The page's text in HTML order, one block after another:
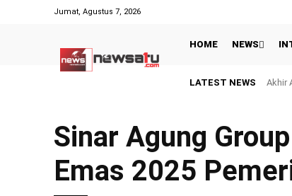
Jumat, Agustus 7, 2026
HOME NEWS
LATEST NEWS
Sinar Agung
Emas 2025